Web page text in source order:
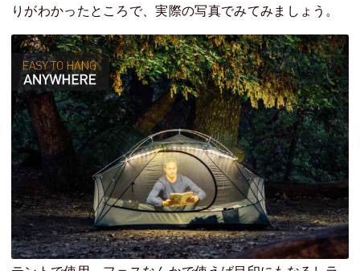
りがわかったところで、実際の写真でみてみましょう。